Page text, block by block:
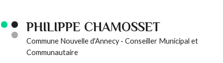
PHILIPPE CHAMOSSET
Commune Nouvelle d'Annecy - Conseiller Municipal et
Communautaire